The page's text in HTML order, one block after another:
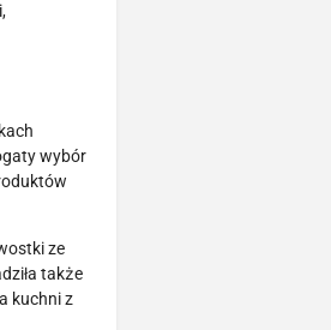
wybór
ze
także
kuchni z